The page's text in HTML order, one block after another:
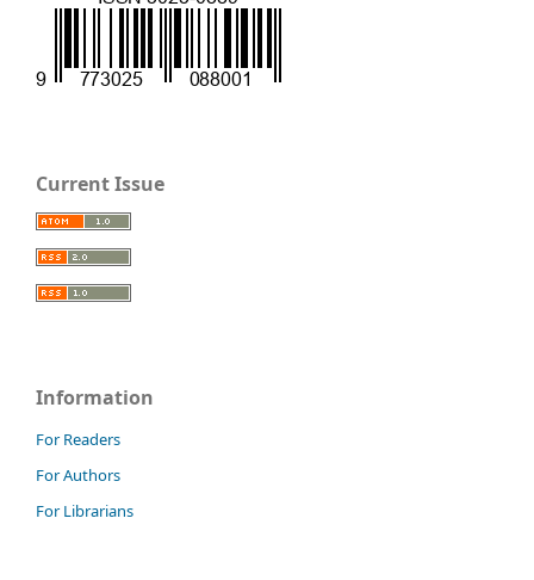
Current Issue
Information
For Readers
For Authors
For Librarians